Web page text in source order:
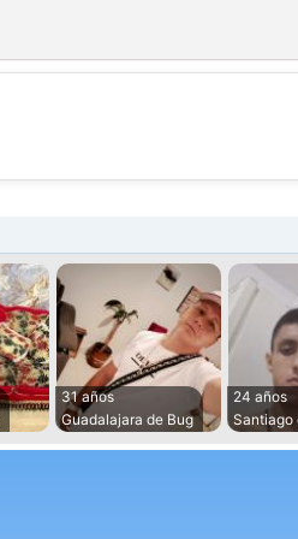
💕
31 años
Guadalajara de Bug
24 años
Santiago